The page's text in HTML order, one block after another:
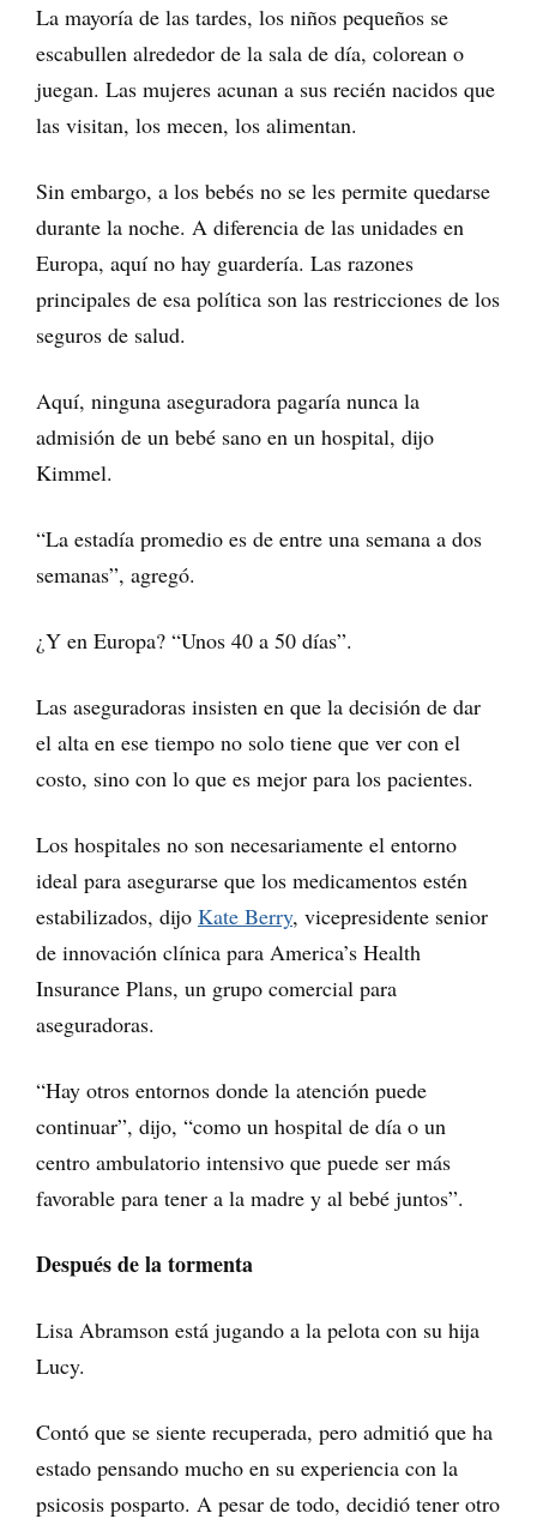
La mayoría de las tardes, los niños pequeños se
escabullen alrededor de la sala de día, colorean o
juegan. Las mujeres acunan a sus recién nacidos que
las visitan, los mecen, los alimentan.
Sin embargo, a los bebés no se les permite quedarse
durante la noche. A diferencia de las unidades en
Europa, aquí no hay guardería. Las razones
principales de esa política son las restricciones de los
seguros de salud.
Aquí, ninguna aseguradora pagaría nunca la
admisión de un bebé sano en un hospital, dijo
Kimmel.
“La estadía promedio es de entre una semana a dos
semanas”, agregó.
¿Y en Europa? “Unos 40 a 50 días”.
Las aseguradoras insisten en que la decisión de dar
el alta en ese tiempo no solo tiene que ver con el
costo, sino con lo que es mejor para los pacientes.
Los hospitales no son necesariamente el entorno
ideal para asegurarse que los medicamentos estén
estabilizados, dijo Kate Berry, vicepresidente senior
de innovación clínica para America’s Health
Insurance Plans, un grupo comercial para
aseguradoras.
“Hay otros entornos donde la atención puede
continuar”, dijo, “como un hospital de día o un
centro ambulatorio intensivo que puede ser más
favorable para tener a la madre y al bebé juntos”.
Después de la tormenta
Lisa Abramson está jugando a la pelota con su hija
Lucy.
Contó que se siente recuperada, pero admitió que ha
estado pensando mucho en su experiencia con la
psicosis posparto. A pesar de todo, decidió tener otro